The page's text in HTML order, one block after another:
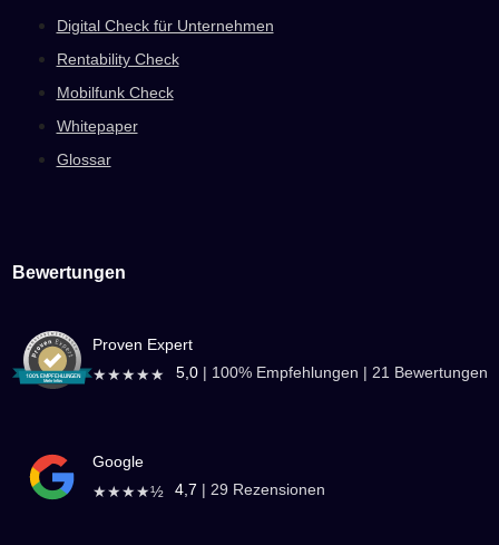
Digital Check für Unternehmen
Rentability Check
Mobilfunk Check
Whitepaper
Glossar
Bewertungen
Proven Expert
★★★★★
5,0| 100% Empfehlungen | 21 Bewertungen
Google
★★★★½
4,7 | 29 Rezensionen